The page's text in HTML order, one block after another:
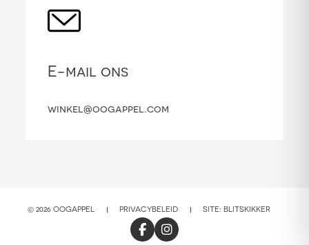
E-mail ons
winkel@oogappel.com
© 2026 OOGAPPEL PRIVACYBELEID SITE: BLITSKIKKER